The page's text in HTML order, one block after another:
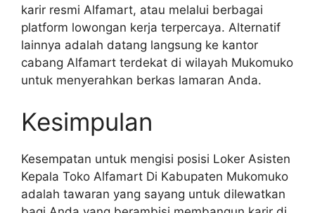
karir resmi Alfamart, atau melalui berbagai
platform lowongan kerja terpercaya. Alternatif
lainnya adalah datang langsung ke kantor
cabang Alfamart terdekat di wilayah Mukomuko
untuk menyerahkan berkas lamaran Anda.
Kesimpulan
Kesempatan untuk mengisi posisi Loker Asisten
Kepala Toko Alfamart Di Kabupaten Mukomuko
adalah tawaran yang sayang untuk dilewatkan